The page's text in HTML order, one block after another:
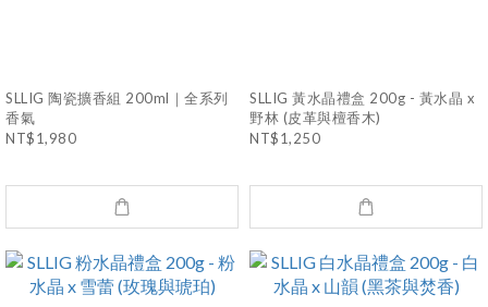
SLLIG 陶瓷擴香組 200ml｜全系列
香氣
NT$1,980
SLLIG 黃水晶禮盒 200g - 黃水晶 x
野林 (皮革與檀香木)
NT$1,250